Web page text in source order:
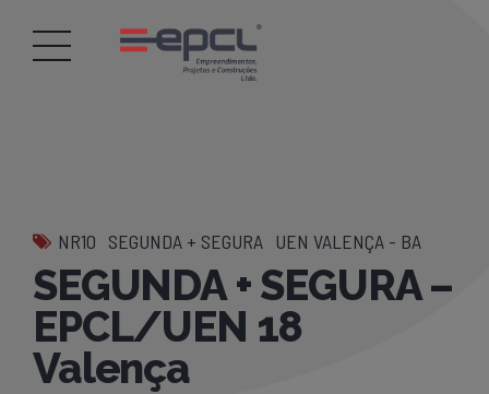
NR10 SEGUNDA + SEGURA UEN VALENÇA - BA
SEGUNDA + SEGURA –
EPCL/UEN 18
Valença